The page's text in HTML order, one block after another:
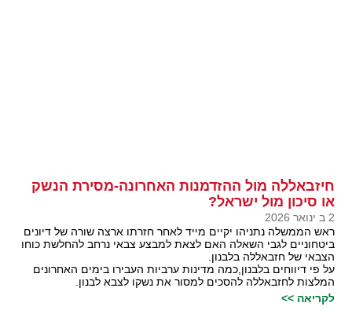
חיזבאללה מול ההזדמנות האחרונה-מסירת הנשק
או סיכון מול ישראל?
2 ב ינואר 2026
ראש הממשלה נתניהו יקיים מייד לאחר חזרתו ארצה שורה של דיונים
ביטחוניים לגבי השאלה האם לצאת למבצע צבאי נרחב להחלשת כוחו
הצבאי של חזבאללה בלבנון.
על פי דיווחים בלבנון,כמה מדינות ערביות העבירו בימים האחרונים
המלצות לחזבאללה להסכים למסור את נשקו לצבא לבנון.
לקריאה >>